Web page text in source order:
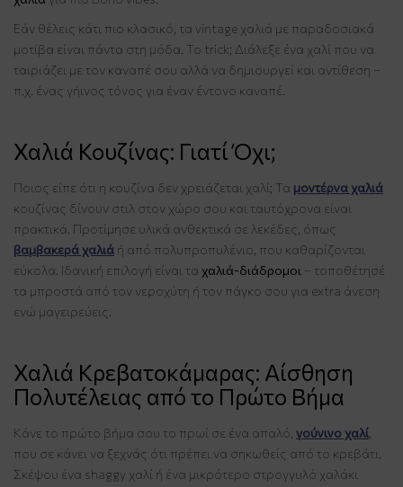
Εάν θέλεις κάτι πιο κλασικό, τα vintage χαλιά με παραδοσιακά
μοτίβα είναι πάντα στη μόδα. Το trick; Διάλεξε ένα χαλί που να
ταιριάζει με τον καναπέ σου αλλά να δημιουργεί και αντίθεση –
π.χ. ένας γήινος τόνος για έναν έντονο καναπέ.
Χαλιά Κουζίνας: Γιατί Όχι;
Ποιος είπε ότι η κουζίνα δεν χρειάζεται χαλί; Τα μοντέρνα χαλιά
κουζίνας δίνουν στιλ στον χώρο σου και ταυτόχρονα είναι
πρακτικά. Προτίμησε υλικά ανθεκτικά σε λεκέδες, όπως
βαμβακερά χαλιά ή από πολυπροπυλένιο, που καθαρίζονται
εύκολα. Ιδανική επιλογή είναι τα χαλιά-διάδρομοι – τοποθέτησέ
τα μπροστά από τον νεροχύτη ή τον πάγκο σου για extra άνεση
ενώ μαγειρεύεις.
Χαλιά Κρεβατοκάμαρας: Αίσθηση
Πολυτέλειας από το Πρώτο Βήμα
Κάνε το πρώτο βήμα σου το πρωί σε ένα απαλό, γούνινο χαλί
που σε κάνει να ξεχνάς ότι πρέπει να σηκωθείς από το κρεβάτι.
Σκέψου ένα shaggy χαλί ή ένα μικρότερο στρογγυλό χαλάκι